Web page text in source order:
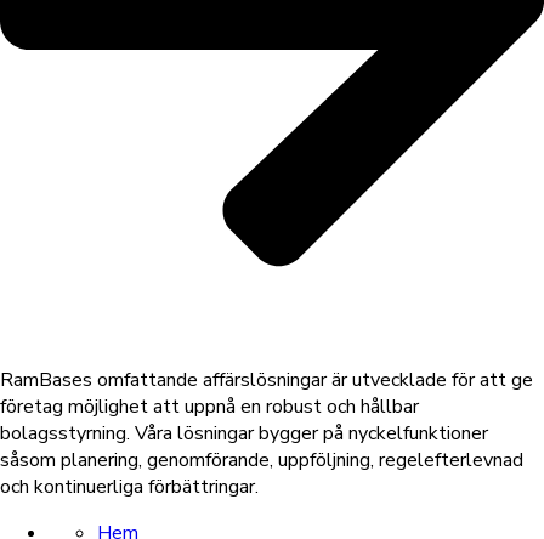
RamBases omfattande affärslösningar är utvecklade för att ge
företag möjlighet att uppnå en robust och hållbar
bolagsstyrning. Våra lösningar bygger på nyckelfunktioner
såsom planering, genomförande, uppföljning, regelefterlevnad
och kontinuerliga förbättringar.
Hem